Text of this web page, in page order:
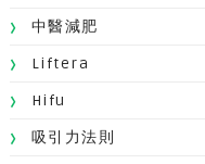
中醫減肥
Liftera
Hifu
吸引力法則